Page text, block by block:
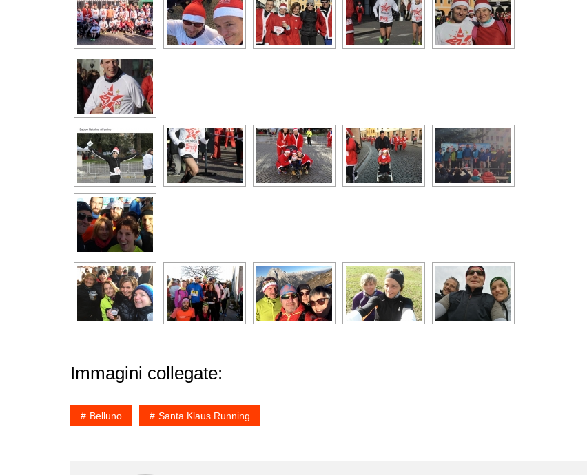
Immagini collegate:
Belluno Santa Klaus Running